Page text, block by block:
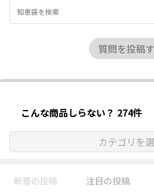
質問を投稿
こんな商品しらない？ 274件
カテゴリを
新着の投稿 注目の投稿